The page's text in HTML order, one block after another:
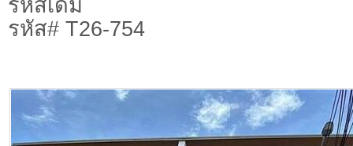
รหัสเดิม
รหัส# T26-754